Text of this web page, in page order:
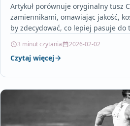
Artykuł porównuje oryginalny tusz
zamiennikami, omawiając jakość,
by zdecydować, co lepiej pasuje do
3 minut czytania 2026-02-02
Czytaj więcej